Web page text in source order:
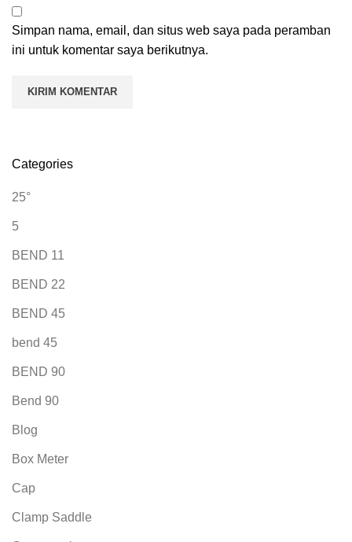
Simpan nama, email, dan situs web saya pada peramban
ini untuk komentar saya berikutnya.
Categories
25°
5
BEND 11
BEND 22
BEND 45
bend 45
BEND 90
Bend 90
Blog
Box Meter
Cap
Clamp Saddle